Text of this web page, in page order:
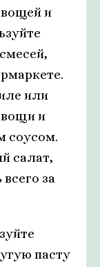
и
или
и
соусом.
салат,
за
пасту